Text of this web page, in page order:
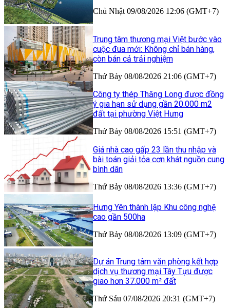
Chủ Nhật 09/08/2026 12:06 (GMT+7)
Trung tâm thương mại Việt bước vào
cuộc đua mới: Không chỉ bán hàng,
còn bán cả trải nghiệm
Thứ Bảy 08/08/2026 21:06 (GMT+7)
Công ty thép Thăng Long được đồng
ý gia hạn sử dụng gần 20.000 m2
đất tại phường Việt Hưng
Thứ Bảy 08/08/2026 15:51 (GMT+7)
Giá nhà cao gấp 23 lần thu nhập và
bài toán giải tỏa cơn khát nguồn cung
bình dân
Thứ Bảy 08/08/2026 13:36 (GMT+7)
Hưng Yên thành lập Khu công nghệ
cao gần 500ha
Thứ Bảy 08/08/2026 13:09 (GMT+7)
Dự án Trung tâm văn phòng kết hợp
dịch vụ thương mại Tây Tựu được
giao hơn 37.000 m² đất
Thứ Sáu 07/08/2026 20:31 (GMT+7)